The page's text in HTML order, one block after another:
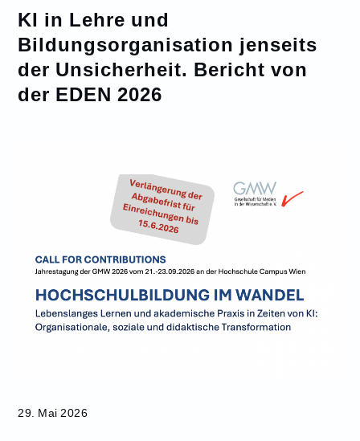
KI in Lehre und
Bildungsorganisation jenseits
der Unsicherheit. Bericht von
der EDEN 2026
29. Mai 2026